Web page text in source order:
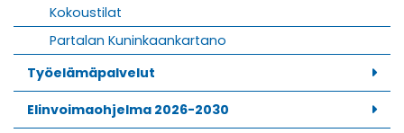
Kokoustilat
Partalan Kuninkaankartano
Työelämäpalvelut
Elinvoimaohjelma 2026-2030